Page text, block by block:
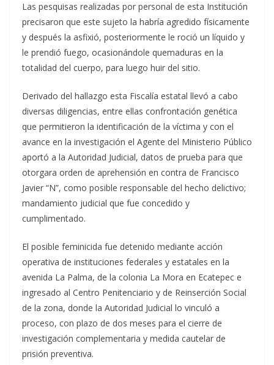
Las pesquisas realizadas por personal de esta Institución
precisaron que este sujeto la habría agredido físicamente
y después la asfixió, posteriormente le roció un líquido y
le prendió fuego, ocasionándole quemaduras en la
totalidad del cuerpo, para luego huir del sitio.
Derivado del hallazgo esta Fiscalía estatal llevó a cabo
diversas diligencias, entre ellas confrontación genética
que permitieron la identificación de la víctima y con el
avance en la investigación el Agente del Ministerio Público
aportó a la Autoridad Judicial, datos de prueba para que
otorgara orden de aprehensión en contra de Francisco
Javier “N”, como posible responsable del hecho delictivo;
mandamiento judicial que fue concedido y
cumplimentado.
El posible feminicida fue detenido mediante acción
operativa de instituciones federales y estatales en la
avenida La Palma, de la colonia La Mora en Ecatepec e
ingresado al Centro Penitenciario y de Reinserción Social
de la zona, donde la Autoridad Judicial lo vinculó a
proceso, con plazo de dos meses para el cierre de
investigación complementaria y medida cautelar de
prisión preventiva.